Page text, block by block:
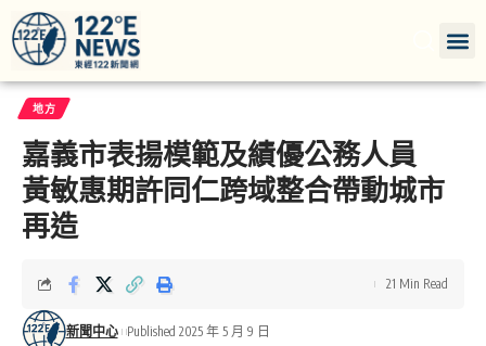
地方
嘉義市表揚模範及績優公務人員
黃敏惠期許同仁跨域整合帶動城市
再造
新聞中心 Published 2025 年 5 月 9 日
21 Min Read